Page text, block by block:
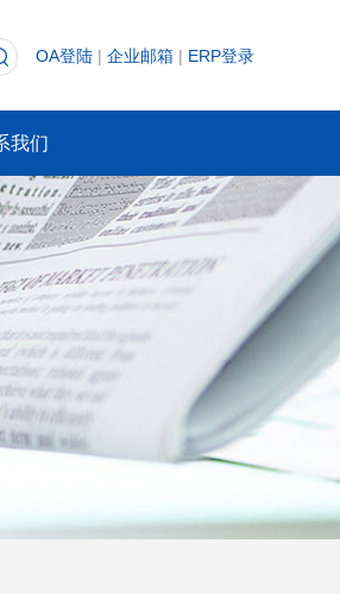
OA登陆 | 企业邮箱 | ERP登录
我们